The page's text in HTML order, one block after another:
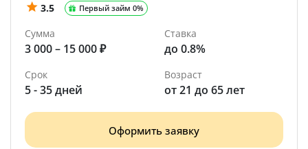
3.5 Первый займ 0%
Сумма
3 000 – 15 000 ₽
Ставка
до 0.8%
Срок
5 - 35 дней
Возраст
от 21 до 65 лет
Оформить заявку